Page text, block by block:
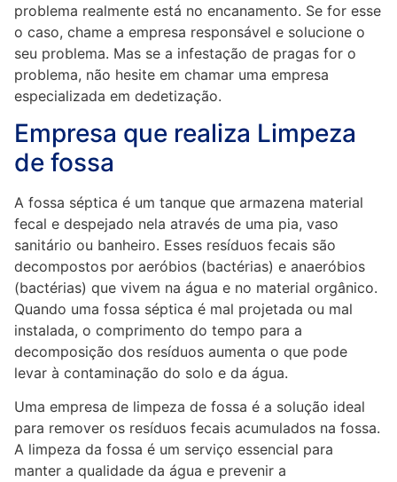
problema realmente está no encanamento. Se for esse
o caso, chame a empresa responsável e solucione o
seu problema. Mas se a infestação de pragas for o
problema, não hesite em chamar uma empresa
especializada em dedetização.
Empresa que realiza Limpeza
de fossa
A fossa séptica é um tanque que armazena material
fecal e despejado nela através de uma pia, vaso
sanitário ou banheiro. Esses resíduos fecais são
decompostos por aeróbios (bactérias) e anaeróbios
(bactérias) que vivem na água e no material orgânico.
Quando uma fossa séptica é mal projetada ou mal
instalada, o comprimento do tempo para a
decomposição dos resíduos aumenta o que pode
levar à contaminação do solo e da água.
Uma empresa de limpeza de fossa é a solução ideal
para remover os resíduos fecais acumulados na fossa.
A limpeza da fossa é um serviço essencial para
manter a qualidade da água e prevenir a